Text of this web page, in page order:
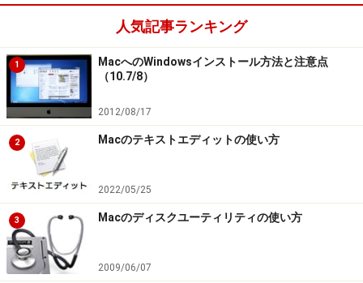
人気記事ランキング
1
MacへのWindowsインストール方法と注意点
（10.7/8）
2012/08/17
2 Macのテキストエディットの使い方
2022/05/25
3 Macのディスクユーティリティの使い方
2009/06/07